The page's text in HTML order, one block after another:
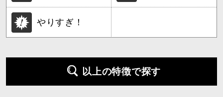
やりすぎ！
以上の特徴で探す